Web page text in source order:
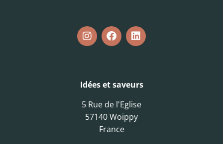
Idées et saveurs
5 Rue de l'Eglise
57140 Woippy
France